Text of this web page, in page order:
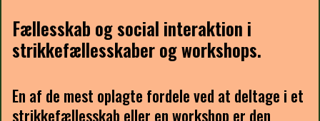
Fællesskab og social interaktion i
strikkefællesskaber og workshops.
En af de mest oplagte fordele ved at deltage i et
strikkefællesskab eller en workshop er den